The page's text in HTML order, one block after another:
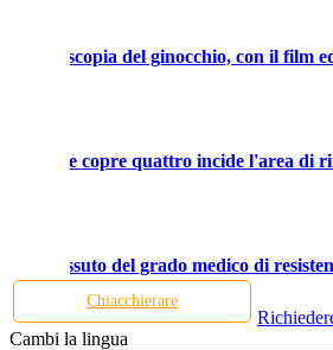
artroscopia del ginocchio, con il film ed
copre quattro incide l'area di
tessuto del grado medico di
Chiacchierare
Cambi la lingua